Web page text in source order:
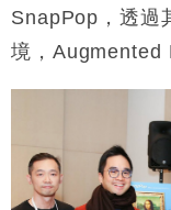
18:31
財經｜華僑
47仙
本地｜假
損失近6900
16:05
財經｜日
SnapPop ，透
境， Augmented